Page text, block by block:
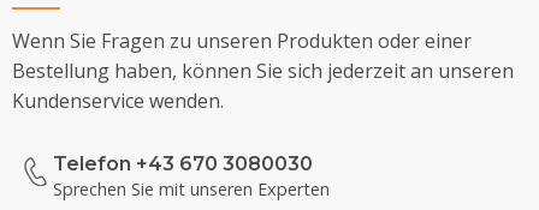
Wenn Sie Fragen zu unseren Produkten oder einer
Bestellung haben, können Sie sich jederzeit an unseren
Kundenservice wenden.
Telefon +43 670 3080030
Sprechen Sie mit unseren Experten